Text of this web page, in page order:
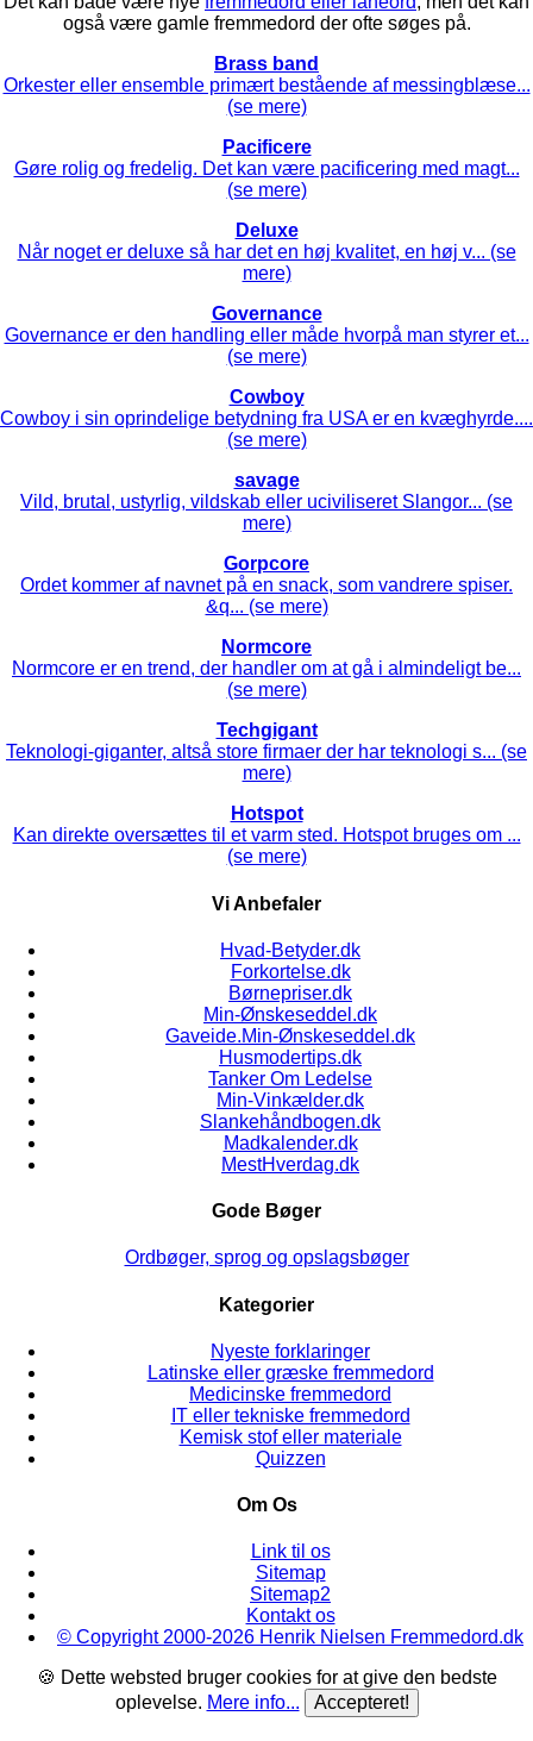
også være gamle fremmedord der ofte søges på.
Brass band
Orkester eller ensemble primært bestående af messingblæse...
(se mere)
Pacificere
Gøre rolig og fredelig. Det kan være pacificering med magt...
(se mere)
Deluxe
Når noget er deluxe så har det en høj kvalitet, en høj v... (se
mere)
Governance
Governance er den handling eller måde hvorpå man styrer et...
(se mere)
Cowboy
Cowboy i sin oprindelige betydning fra USA er en kvæghyrde....
(se mere)
savage
Vild, brutal, ustyrlig, vildskab eller uciviliseret Slangor... (se
mere)
Gorpcore
Ordet kommer af navnet på en snack, som vandrere spiser.
&q... (se mere)
Normcore
Normcore er en trend, der handler om at gå i almindeligt be...
(se mere)
Techgigant
Teknologi-giganter, altså store firmaer der har teknologi s... (se
mere)
Hotspot
Kan direkte oversættes til et varm sted. Hotspot bruges om ...
(se mere)
Vi Anbefaler
Hvad-Betyder.dk
Forkortelse.dk
Børnepriser.dk
Min-Ønskeseddel.dk
Gaveide.Min-Ønskeseddel.dk
Husmodertips.dk
Tanker Om Ledelse
Min-Vinkælder.dk
Slankehåndbogen.dk
Madkalender.dk
MestHverdag.dk
Gode Bøger
Ordbøger, sprog og opslagsbøger
Kategorier
Nyeste forklaringer
Latinske eller græske fremmedord
Medicinske fremmedord
IT eller tekniske fremmedord
Kemisk stof eller materiale
Quizzen
Om Os
Link til os
Sitemap
Sitemap2
Kontakt os
© Copyright 2000-2026 Henrik Nielsen Fremmedord.dk
🍪 Dette websted bruger cookies for at give den bedste
oplevelse. Mere info... Accepteret!